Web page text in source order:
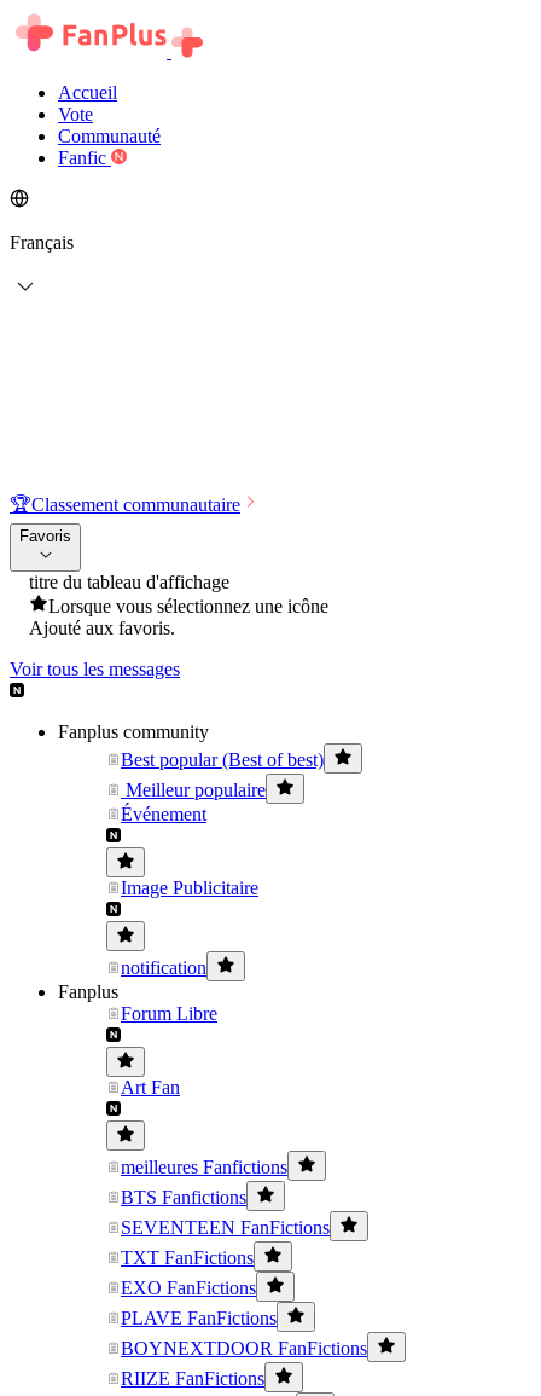
Accueil
Vote
Communauté
Fanfic
Français
🏆Classement communautaire
Favoris
titre du tableau d'affichage
Lorsque vous sélectionnez une icône
Ajouté aux favoris.
Voir tous les messages
Fanplus community
Best popular (Best of best)
Meilleur populaire
Événement
Image Publicitaire
notification
Fanplus
Forum Libre
Art Fan
meilleures Fanfictions
BTS Fanfictions
SEVENTEEN FanFictions
TXT FanFictions
EXO FanFictions
PLAVE FanFictions
BOYNEXTDOOR FanFictions
RIIZE FanFictions